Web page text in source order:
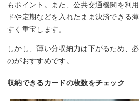
もポイント。また、公共交通機関を利
ドや定期などを入れたまま決済できる
すく重宝します。
しかし、薄い分収納力は下がるため、
のがおすすめです。
収納できるカードの枚数をチェック